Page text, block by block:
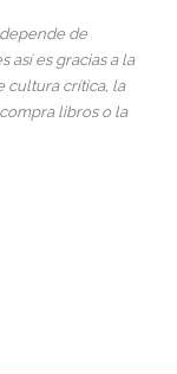
de
así es gracias a la
cultura crítica, la
libros o la